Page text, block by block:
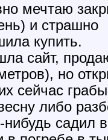
мечтаю
и страшно
купить.
сайт,
но
сейчас
либо
нибудь садил